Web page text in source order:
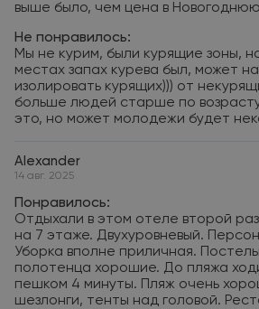
выше было, чем цена в
Не понравилось:
Мы не курим, были курящие зоны,
местах запах курева был, может
изолировать курящих))) от
больше людей старше по
это, но может молодежи будет
Alexander
14 авг. 2025
Понравилось:
Отдыхали в этом отеле второй
на 7 этаже. Двухуровневый.
Уборка вполне приличная.
полотенца хорошие. До пляжа
пешком 4 минуты. Пляж очень
шезлонги, тенты над головой.